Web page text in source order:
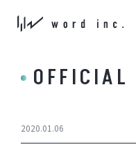
OFFICIAL
2020.01.06